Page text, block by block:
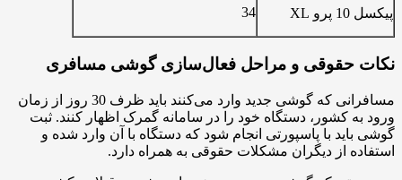
34
و مراحل فعال‌سازی گوشی مسافری
مسافرانی که گوشی جدید وارد می‌کنند باید ظرف 30 روز از زمان
کشور، دستگاه خود را در سامانه گمرک اظهار کنند. ثبت
با پاسپورتی انجام شود که دستگاه با آن وارد شده و
از دیگران مشکلات حقوقی به همراه دارد.